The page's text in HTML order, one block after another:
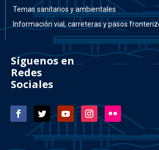
Temas sanitarios y ambientales
Información vial, carreteras y pasos
Síguenos en
Redes
Sociales